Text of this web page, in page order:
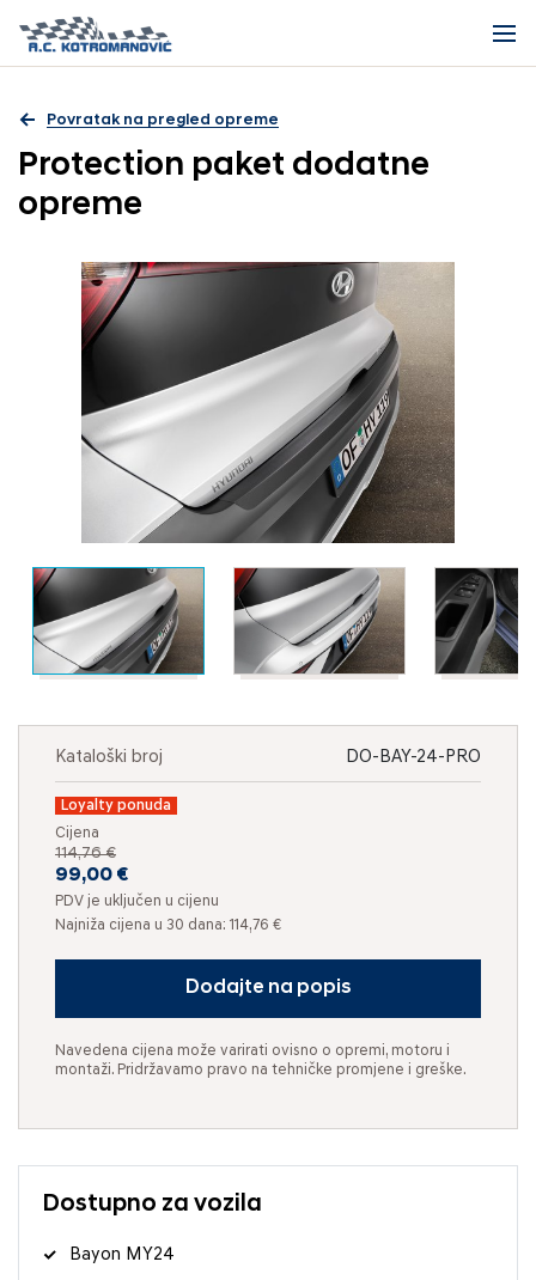
Povratak na pregled opreme
Protection paket dodatne
opreme
Kataloški broj DO-BAY-24-PRO
Loyalty ponuda
Cijena
114,76 €
99,00 €
PDV je uključen u cijenu
Najniža cijena u 30 dana: 114,76 €
Dodajte na popis
Navedena cijena može varirati ovisno o opremi, motoru i
montaži. Pridržavamo pravo na tehničke promjene i greške.
Dostupno za vozila
Bayon MY24